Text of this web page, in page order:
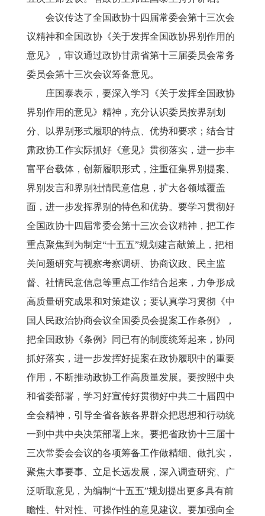
会议传达了全国政协十四届常委会第十三次会
议精神和全国政协《关于发挥全国政协界别作用的
意见》，审议通过政协甘肃省第十三届委员会常务
委员会第十三次会议筹备意见。
庄国泰表示，要深入学习《关于发挥全国政协
界别作用的意见》精神，充分认识委员按界别划
分、以界别形式履职的特点、优势和要求；结合甘
肃政协工作实际抓好《意见》贯彻落实，进一步丰
富平台载体，创新履职形式，注重征集界别提案、
界别发言和界别社情民意信息，扩大各领域覆盖
面，进一步发挥界别的特色和优势。要学习贯彻好
全国政协十四届常委会第十三次会议精神，把工作
重点聚焦到为制定“十五五”规划建言献策上，把相
关问题研究与视察考察调研、协商议政、民主监
督、社情民意信息等重点工作结合起来，力争形成
高质量研究成果和对策建议；要认真学习贯彻《中
国人民政治协商会议全国委员会提案工作条例》，
把全国政协《条例》同已有的制度统筹起来，协同
抓好落实，进一步发挥好提案在政协履职中的重要
作用，不断推动政协工作高质量发展。要按照中央
和省委部署，学习好宣传好贯彻好中共二十届四中
全会精神，引导全省各族各界群众把思想和行动统
一到中共中央决策部署上来。要把省政协十三届十
三次常委会会议的各项筹备工作做精细、做扎实，
聚焦大事要事、立足长远发展，深入调查研究、广
泛听取意见，为编制“十五五”规划提出更多具有前
瞻性、针对性、可操作性的意见建议。要加强向全